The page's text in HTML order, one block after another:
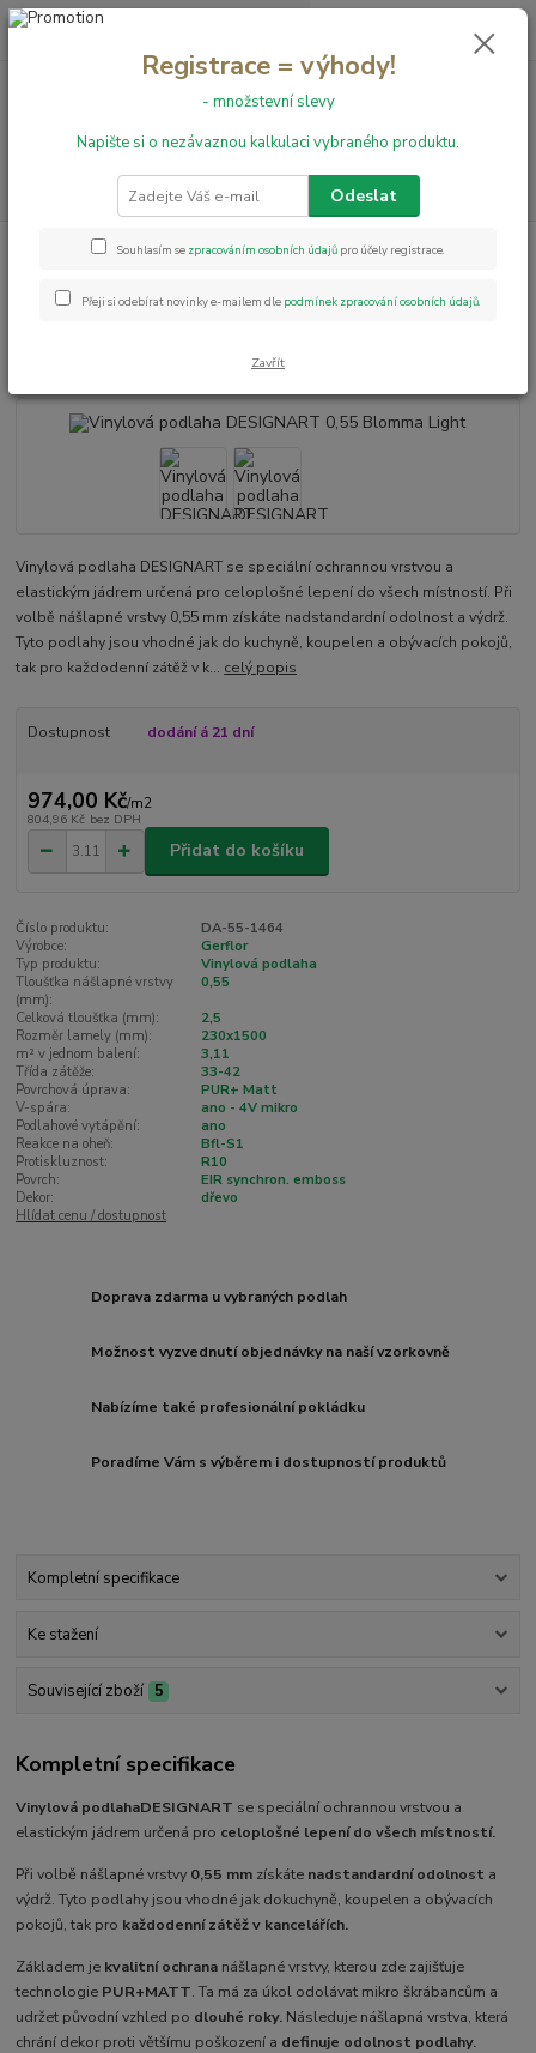
+420 731 199 591 0,00 Kč
Vinylové podlahy
Vinylová podlaha DESIGNART 0,55 Blomma
Vinylová podlaha DESIGNART
0,55 Blomma Light
Vinylová podlaha DESIGNART se speciální ochrannou vrstvou a
elastickým jádrem určená pro celoplošné lepení do všech místností. Při
volbě nášlapné vrstvy 0,55 mm získáte nadstandardní odolnost a výdrž.
Tyto podlahy jsou vhodné jak do kuchyně, koupelen a obývacích pokojů,
tak pro každodenní zátěž v k... celý popis
Dostupnost dodání á 21 dní
974,00 Kč/m2
804,96 Kč bez DPH
Přidat do košíku
Číslo produktu:
DA-55-1464
Výrobce:
Gerflor
Typ produktu:
Vinylová podlaha
Tloušťka nášlapné vrstvy
(mm):
0,55
Celková tloušťka (mm):
2,5
Rozměr lamely (mm):
230x1500
m² v jednom balení:
3,11
Třída zátěže:
33-42
Povrchová úprava:
PUR+ Matt
V-spára:
ano - 4V mikro
Podlahové vytápění:
ano
Reakce na oheň:
Bfl-S1
Protiskluznost:
R10
Povrch:
EIR synchron. emboss
Dekor:
dřevo
Hlídat cenu / dostupnost
Doprava zdarma u vybraných podlah
Možnost vyzvednutí objednávky na naší vzorkovně
Nabízíme také profesionální pokládku
Poradíme Vám s výběrem i dostupností produktů
Kompletní specifikace
Ke stažení
Související zboží 5
Kompletní specifikace
Vinylová podlahaDESIGNART se speciální ochrannou vrstvou a
elastickým jádrem určená pro celoplošné lepení do všech místností.
Při volbě nášlapné vrstvy 0,55 mm získáte nadstandardní odolnost a
výdrž. Tyto podlahy jsou vhodné jak dokuchyně, koupelen a obývacích
pokojů, tak pro každodenní zátěž v kancelářích.
Základem je kvalitní ochrana nášlapné vrstvy, kterou zde zajišťuje
technologie PUR+MATT. Ta má za úkol odolávat mikro škrábancům a
udržet původní vzhled po dlouhé roky. Následuje nášlapná vrstva, která
chrání dekor proti většímu poškození a definuje odolnost podlahy.
Registrace = výhody!
- množstevní slevy
Napište si o nezávaznou kalkulaci vybraného produktu.
Odeslat
Souhlasím se zpracováním osobních údajů pro účely registrace.
Přeji si odebírat novinky e-mailem dle podmínek zpracování osobních údajů.
Zavřít